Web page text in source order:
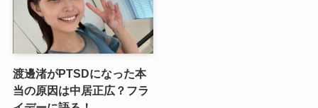
渡邊渚がPTSDになった本
当の原因は中居正広？フラ